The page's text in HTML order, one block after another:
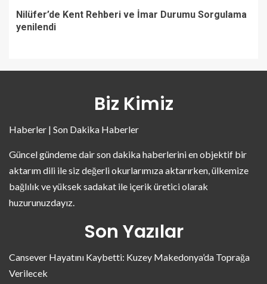
Nilüfer’de Kent Rehberi ve İmar Durumu Sorgulama
yenilendi
Biz Kimiz
Haberler | Son Dakika Haberler
Güncel gündeme dair son dakika haberlerini en objektif bir
aktarım dili ile siz değerli okurlarımıza aktarırken, ülkemize
bağlılık ve yüksek sadakat ile içerik üretici olarak
huzurunuzdayız.
Son Yazılar
Cansever Hayatını Kaybetti: Kuzey Makedonya’da Toprağa
Verilecek